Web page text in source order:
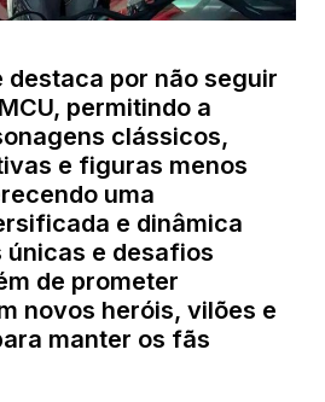
destaca por não seguir
permitindo a
clássicos,
e figuras menos
uma
e dinâmica
únicas e desafios
de prometer
novos heróis, vilões e
manter os fãs